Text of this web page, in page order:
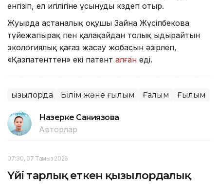
енгізіп, ел игілігіне ұсынуды көздеп отыр.
Жуырда астаналық оқушы Зайна Жүсіпбекова
түйежапырақ пен қалақайдан толық ыдырайтын
экологиялық қағаз жасау жобасын әзірлеп,
«Қазпатенттен» екі патент алған еді.
Қызылорда Білім және ғылым Ғалым Ғылым
Назерке Саниязова
Авторлар
07:30, 07 Тамыз 2026
Үйі тарлық еткен қызылордалық